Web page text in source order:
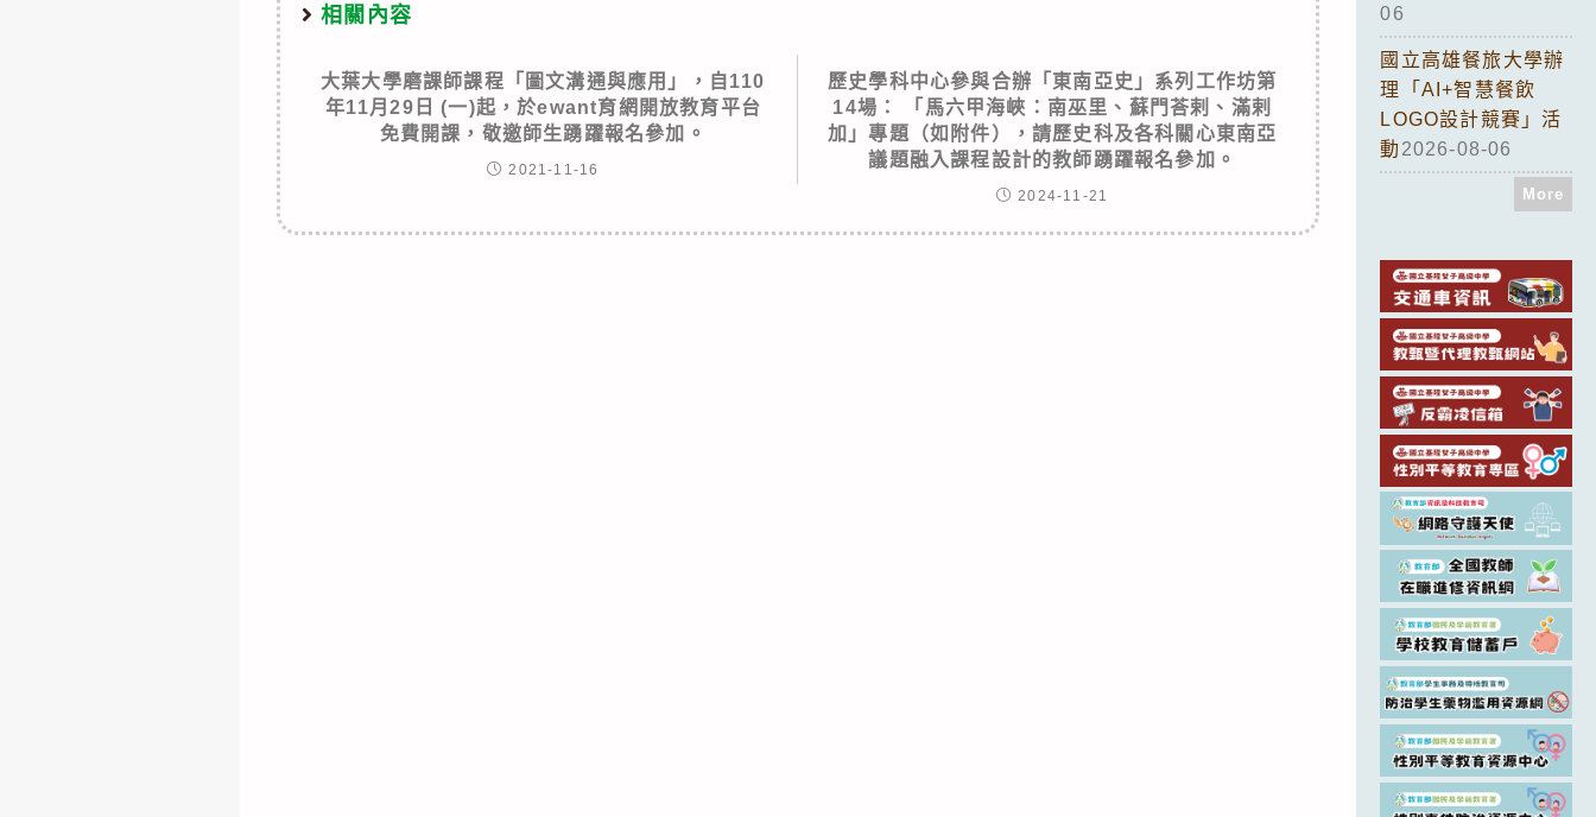
相關內容
大葉大學磨課師課程「圖文溝通與應用」，自110
年11月29日 (一)起，於ewant育網開放教育平台
免費開課，敬邀師生踴躍報名參加。
2021-11-16
歷史學科中心參與合辦「東南亞史」系列工作坊第
14場： 「馬六甲海峽：南巫里、蘇門荅剌、滿剌
加」專題（如附件），請歷史科及各科關心東南亞
議題融入課程設計的教師踴躍報名參加。
2024-11-21
06
國立高雄餐旅大學辦
理「AI+智慧餐飲
LOGO設計競賽」活
動 2026-08-06
More